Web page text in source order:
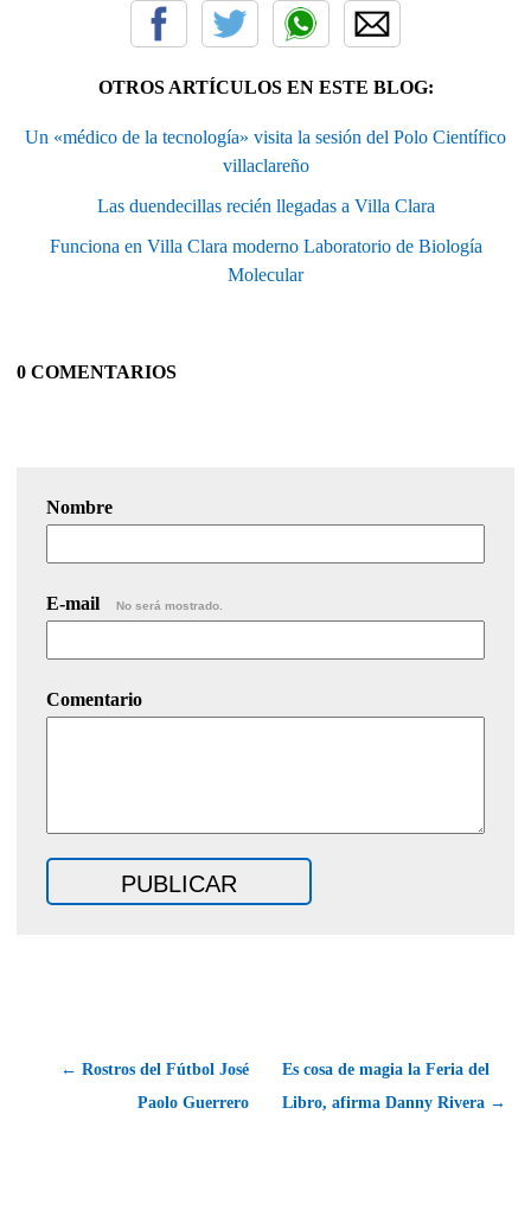
OTROS ARTÍCULOS EN ESTE BLOG:
Un «médico de la tecnología» visita la sesión del Polo Científico
villaclareño
Las duendecillas recién llegadas a Villa Clara
Funciona en Villa Clara moderno Laboratorio de Biología
Molecular
0 COMENTARIOS
Nombre
E-mail No será mostrado.
Comentario
← Rostros del Fútbol José
Paolo Guerrero
Es cosa de magia la Feria del
Libro, afirma Danny Rivera →